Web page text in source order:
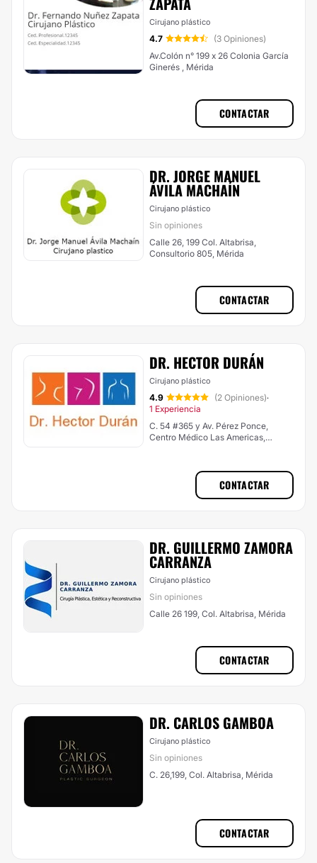
Cirujano plástico
4.7
(3 Opiniones)
Av.Colón n° 199 x 26 Colonia García
Ginerés , Mérida
CONTACTAR
DR. JORGE MANUEL
ÁVILA MACHAÍN
Cirujano plástico
Sin opiniones
Calle 26, 199 Col. Altabrisa,
Consultorio 805, Mérida
CONTACTAR
DR. HECTOR DURÁN
Cirujano plástico
4.9 (2 Opiniones)·
1 Experiencia
C. 54 #365 y Av. Pérez Ponce,
Centro Médico Las Americas,
CONTACTAR
DR. GUILLERMO ZAMORA
CARRANZA
Cirujano plástico
Sin opiniones
Calle 26 199, Col. Altabrisa, Mérida
CONTACTAR
DR. CARLOS GAMBOA
Cirujano plástico
Sin opiniones
C. 26,199, Col. Altabrisa, Mérida
CONTACTAR